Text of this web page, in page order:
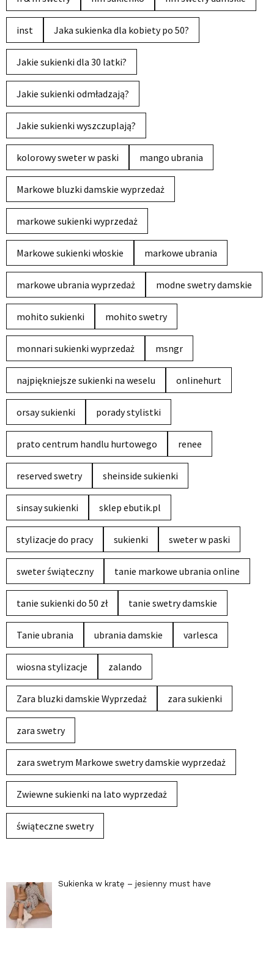
inst Jaka sukienka dla kobiety po 50?
Jakie sukienki dla 30 latki?
Jakie sukienki odmładzają?
Jakie sukienki wyszczuplają?
kolorowy sweter w paski mango ubrania
Markowe bluzki damskie wyprzedaż
markowe sukienki wyprzedaż
Markowe sukienki włoskie markowe ubrania
markowe ubrania wyprzedaż modne swetry damskie
mohito sukienki mohito swetry
monnari sukienki wyprzedaż msngr
najpiękniejsze sukienki na weselu onlinehurt
orsay sukienki porady stylistki
prato centrum handlu hurtowego renee
reserved swetry sheinside sukienki
sinsay sukienki sklep ebutik.pl
stylizacje do pracy sukienki sweter w paski
sweter świąteczny tanie markowe ubrania online
tanie sukienki do 50 zł tanie swetry damskie
Tanie ubrania ubrania damskie varlesca
wiosna stylizacje zalando
Zara bluzki damskie Wyprzedaż zara sukienki
zara swetry
zara swetrym Markowe swetry damskie wyprzedaż
Zwiewne sukienki na lato wyprzedaż
świąteczne swetry
Sukienka w kratę – jesienny must have